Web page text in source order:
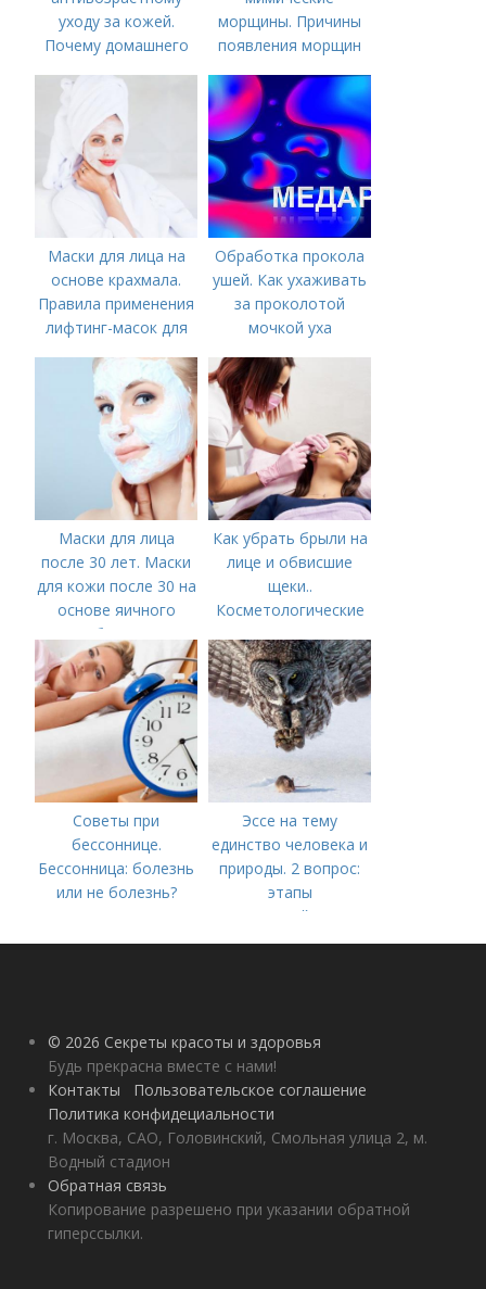
уходу за кожей.
Почему домашнего
морщины. Причины
появления морщин
Маски для лица на
основе крахмала.
Правила применения
лифтинг-масок для
Обработка прокола
ушей. Как ухаживать
за проколотой
мочкой уха
Маски для лица
после 30 лет. Маски
для кожи после 30 на
основе яичного
белка
Как убрать брыли на
лице и обвисшие
щеки..
Косметологические
Советы при
бессоннице.
Бессонница: болезнь
или не болезнь?
Эссе на тему
единство человека и
природы. 2 вопрос:
этапы
взаимодействия
природного и
© 2026 Секреты красоты и здоровья
Будь прекрасна вместе с нами!
Контакты
Пользовательское соглашение
Политика конфидециальности
г. Москва, САО, Головинский, Смольная улица 2, м.
Водный стадион
Обратная связь
Копирование разрешено при указании обратной
гиперссылки.